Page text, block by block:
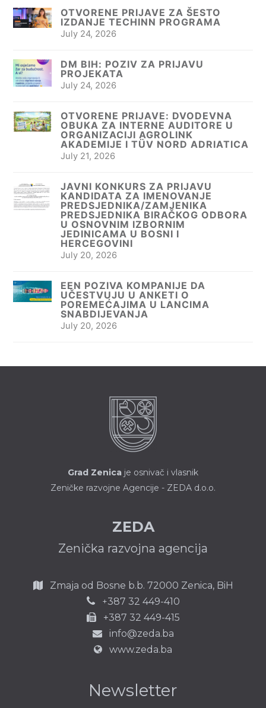
OTVORENE PRIJAVE ZA ŠESTO
IZDANJE TECHINN PROGRAMA
July 24, 2026
DM BIH: POZIV ZA PRIJAVU
PROJEKATA
July 24, 2026
OTVORENE PRIJAVE: DVODEVNA
OBUKA ZA INTERNE AUDITORE U
ORGANIZACIJI AGROLINK
AKADEMIJE I TÜV NORD ADRIATICA
July 21, 2026
JAVNI KONKURS ZA PRIJAVU
KANDIDATA ZA IMENOVANJE
PREDSJEDNIKA/ZAMJENIKA
PREDSJEDNIKA BIRAČKOG ODBORA
U OSNOVNIM IZBORNIM
JEDINICAMA U BOSNI I
HERCEGOVINI
July 20, 2026
EEN POZIVA KOMPANIJE DA
UČESTVUJU U ANKETI O
POREMEĆAJIMA U LANCIMA
SNABDIJEVANJA
July 20, 2026
Grad Zenica je osnivač i vlasnik
Zeničke razvojne Agencije - ZEDA d.o.o.
ZEDA
Zenička razvojna agencija
Zmaja od Bosne b.b. 72000 Zenica, BiH
+387 32 449-410
+387 32 449-415
info@zeda.ba
www.zeda.ba
Newsletter